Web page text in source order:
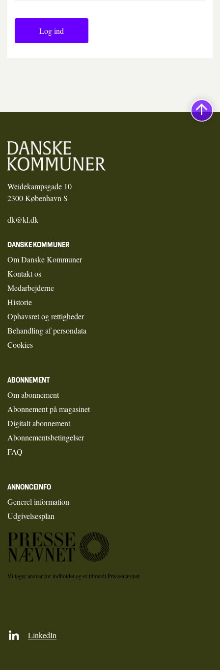
Log ind
Weidekampsgade 10
2300 København S
dk@kl.dk
DANSKE KOMMUNER
Om Danske Kommuner
Kontakt os
Medarbejderne
Historie
Ophavsret og rettigheder
Behandling af persondata
Cookies
ABONNEMENT
Om abonnement
Abonnement på magasinet
Digitalt abonnement
Abonnementsbetingelser
FAQ
ANNONCEINFO
Generel information
Udgivelsesplan
Vi tager ansvar for indholdet og er tilmeldt Pressenævnet
LinkedIn